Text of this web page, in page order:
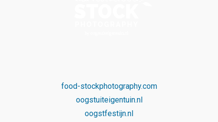
food-stockphotography.com
oogstuiteigentuin.nl
oogstfestijn.nl